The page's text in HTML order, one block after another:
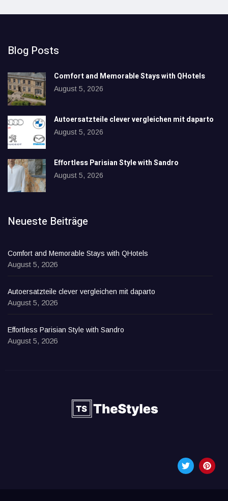
Blog Posts
Comfort and Memorable Stays with QHotels
August 5, 2026
Autoersatzteile clever vergleichen mit daparto
August 5, 2026
Effortless Parisian Style with Sandro
August 5, 2026
Neueste Beiträge
Comfort and Memorable Stays with QHotels
August 5, 2026
Autoersatzteile clever vergleichen mit daparto
August 5, 2026
Effortless Parisian Style with Sandro
August 5, 2026